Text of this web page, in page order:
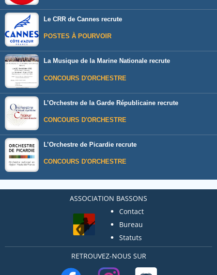
Le CRR de Cannes recrute
POSTES À POURVOIR
La Musique de la Marine Nationale recrute
CONCOURS D'ORCHESTRE
L’Orchestre de la Garde Républicaine recrute
CONCOURS D'ORCHESTRE
L’Orchestre de Picardie recrute
CONCOURS D'ORCHESTRE
ASSOCIATION BASSONS
Contact
Bureau
Statuts
RETROUVEZ-NOUS SUR